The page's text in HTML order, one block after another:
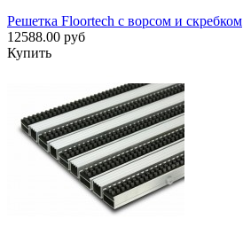
Решетка Floortech с ворсом и скребком
12588.00 руб
Купить